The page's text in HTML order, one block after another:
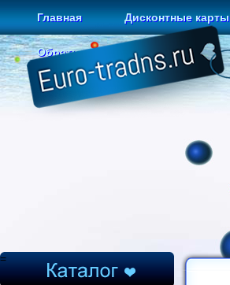
Главная Дисконтные карты
Обратная связь
=